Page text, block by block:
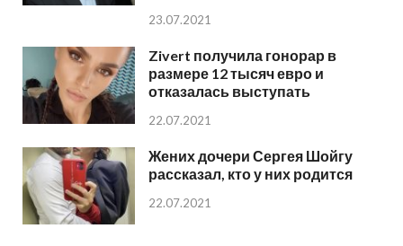
23.07.2021
Zivert получила гонорар в
размере 12 тысяч евро и
отказалась выступать
22.07.2021
Жених дочери Сергея Шойгу
рассказал, кто у них родится
22.07.2021